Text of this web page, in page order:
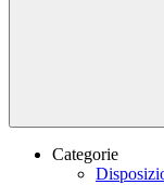
Categorie